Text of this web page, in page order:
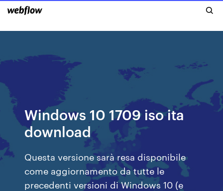
Windows 10 1709 iso ita
download
Questa versione sarà resa disponibile
come aggiornamento da tutte le
precedenti versioni di Windows 10 (e